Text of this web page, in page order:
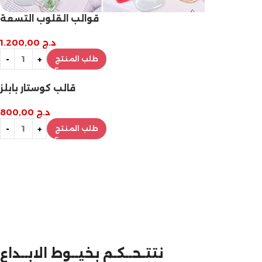
قوالب القلوب التسعة
د.ج
طلب المنتج
قالب كوستار بابلز
د.ج
طلب المنتج
نتتـحــكـم بخيــوط الابــداع